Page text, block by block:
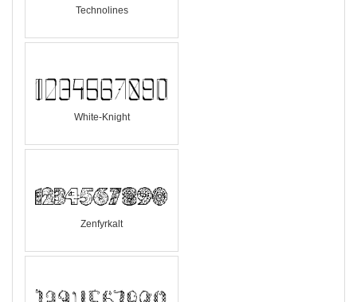
Technolines
White-Knight
Zenfyrkalt